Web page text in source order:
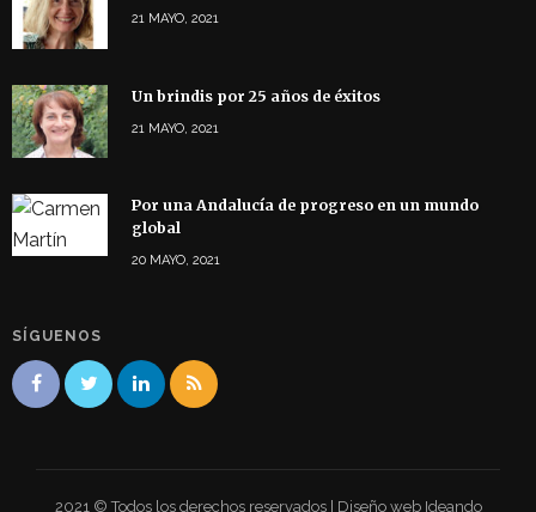
21 MAYO, 2021
Un brindis por 25 años de éxitos
21 MAYO, 2021
Por una Andalucía de progreso en un mundo
global
20 MAYO, 2021
SÍGUENOS
2021 © Todos los derechos reservados | Diseño web Ideando